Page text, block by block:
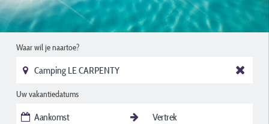
Waar wil je naartoe?
Uw vakantiedatums